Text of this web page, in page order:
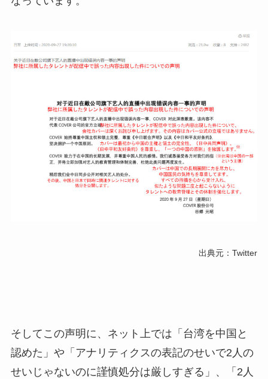
出典元：Twitter
そしてこの声明に、ネット上では「台湾を中国と
認めた」や「アナリティクスの表記のせいで2人の
せいじゃないのに謹慎処分は厳しすぎる」、「2人